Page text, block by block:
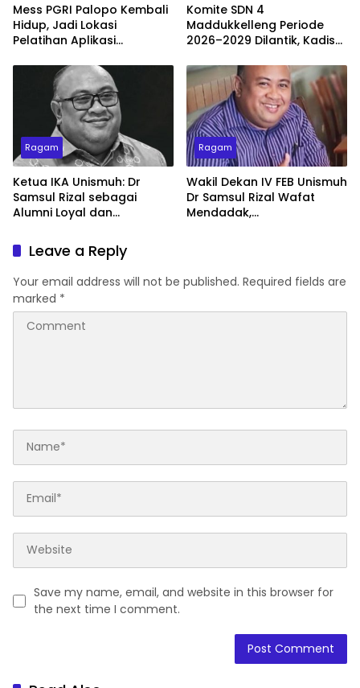
Mess PGRI Palopo Kembali
Hidup, Jadi Lokasi
Pelatihan Aplikasi
Komite SDN 4
Maddukkelleng Periode
2026–2029 Dilantik, Kadis
Sinergi Tiga Pusat
Pendidikan
Ragam
Ketua IKA Unismuh: Dr
Samsul Rizal sebagai
Alumni Loyal dan
Ragam
Wakil Dekan IV FEB Unismuh
Dr Samsul Rizal Wafat
Mendadak,
Leave a Reply
Your email address will not be published. Required fields are
marked *
Save my name, email, and website in this browser for
the next time I comment.